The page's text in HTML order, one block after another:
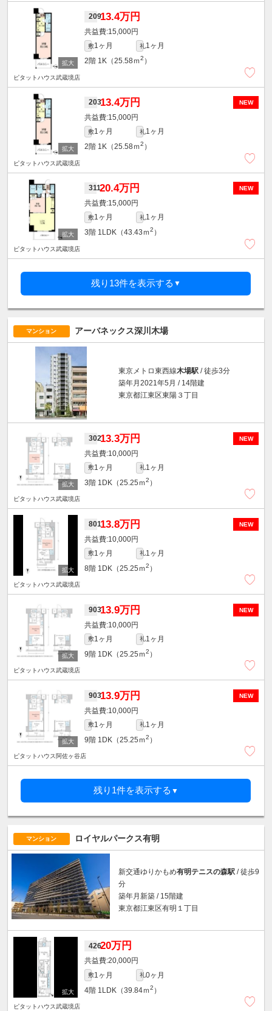
20913.4万円
15,000円
敷1ヶ月 礼1ヶ月
2階 1K（25.58ｍ2 ）
ピタットハウス武蔵境店
NEW
20313.4万円
15,000円
敷1ヶ月 礼1ヶ月
2階 1K（25.58ｍ2 ）
ピタットハウス武蔵境店
NEW
31120.4万円
15,000円
敷1ヶ月 礼1ヶ月
3階 1LDK（43.43ｍ2 ）
ピタットハウス武蔵境店
残り13件を表示する ▼
マンション アーバネックス深川木場
東京メトロ東西線木場駅 / 徒歩3分
築年月2021年5月 / 14階建
東京都江東区東陽３丁目
NEW
30213.3万円
10,000円
敷1ヶ月 礼1ヶ月
3階 1DK（25.25ｍ2 ）
ピタットハウス武蔵境店
NEW
80113.8万円
10,000円
敷1ヶ月 礼1ヶ月
8階 1DK（25.25ｍ2 ）
ピタットハウス武蔵境店
NEW
90313.9万円
10,000円
敷1ヶ月 礼1ヶ月
9階 1DK（25.25ｍ2 ）
ピタットハウス武蔵境店
NEW
90313.9万円
10,000円
敷1ヶ月 礼1ヶ月
9階 1DK（25.25ｍ2 ）
ピタットハウス阿佐ヶ谷店
残り1件を表示する ▼
マンション ロイヤルパークス有明
新交通ゆりかもめ有明テニスの森駅 / 徒歩9
分
築年月新築 / 15階建
東京都江東区有明１丁目
42620万円
20,000円
敷1ヶ月 礼0ヶ月
4階 1LDK（39.84ｍ2 ）
ピタットハウス武蔵境店